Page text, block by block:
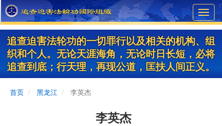
Skip
to
main
content
追查迫害法轮功的一切罪行以及相关的机构、组
织和个人。无论天涯海角，无论时日长短，必将
追查到底；行天理，再现公道，匡扶人间正义。
首页 黑龙江 李英杰
李英杰